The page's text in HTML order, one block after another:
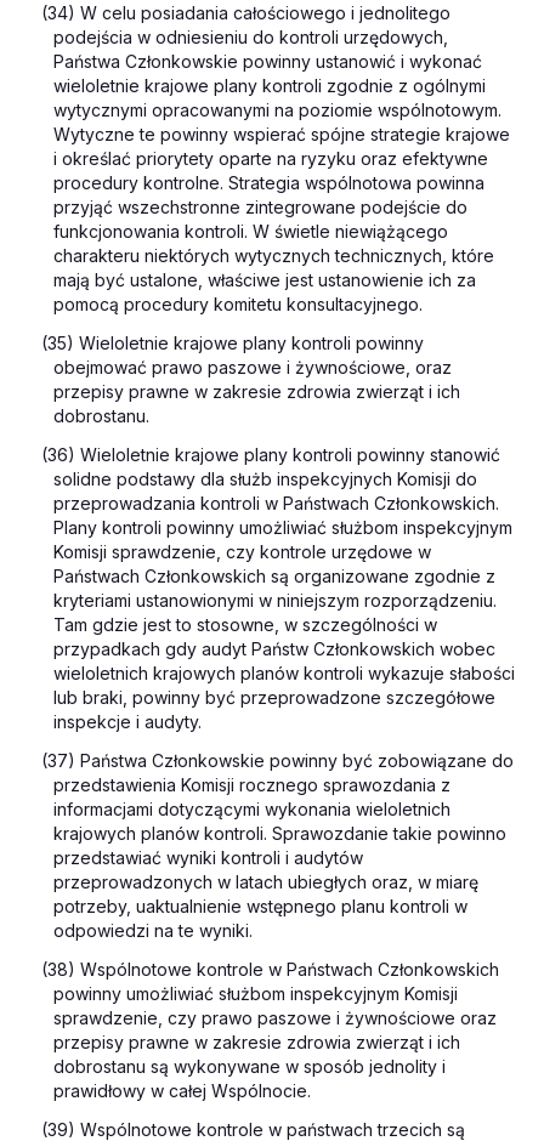
(34) W celu posiadania całościowego i jednolitego
podejścia w odniesieniu do kontroli urzędowych,
Państwa Członkowskie powinny ustanowić i wykonać
wieloletnie krajowe plany kontroli zgodnie z ogólnymi
wytycznymi opracowanymi na poziomie wspólnotowym.
Wytyczne te powinny wspierać spójne strategie krajowe
i określać priorytety oparte na ryzyku oraz efektywne
procedury kontrolne. Strategia wspólnotowa powinna
przyjąć wszechstronne zintegrowane podejście do
funkcjonowania kontroli. W świetle niewiążącego
charakteru niektórych wytycznych technicznych, które
mają być ustalone, właściwe jest ustanowienie ich za
pomocą procedury komitetu konsultacyjnego.
(35) Wieloletnie krajowe plany kontroli powinny
obejmować prawo paszowe i żywnościowe, oraz
przepisy prawne w zakresie zdrowia zwierząt i ich
dobrostanu.
(36) Wieloletnie krajowe plany kontroli powinny stanowić
solidne podstawy dla służb inspekcyjnych Komisji do
przeprowadzania kontroli w Państwach Członkowskich.
Plany kontroli powinny umożliwiać służbom inspekcyjnym
Komisji sprawdzenie, czy kontrole urzędowe w
Państwach Członkowskich są organizowane zgodnie z
kryteriami ustanowionymi w niniejszym rozporządzeniu.
Tam gdzie jest to stosowne, w szczególności w
przypadkach gdy audyt Państw Członkowskich wobec
wieloletnich krajowych planów kontroli wykazuje słabości
lub braki, powinny być przeprowadzone szczegółowe
inspekcje i audyty.
(37) Państwa Członkowskie powinny być zobowiązane do
przedstawienia Komisji rocznego sprawozdania z
informacjami dotyczącymi wykonania wieloletnich
krajowych planów kontroli. Sprawozdanie takie powinno
przedstawiać wyniki kontroli i audytów
przeprowadzonych w latach ubiegłych oraz, w miarę
potrzeby, uaktualnienie wstępnego planu kontroli w
odpowiedzi na te wyniki.
(38) Wspólnotowe kontrole w Państwach Członkowskich
powinny umożliwiać służbom inspekcyjnym Komisji
sprawdzenie, czy prawo paszowe i żywnościowe oraz
przepisy prawne w zakresie zdrowia zwierząt i ich
dobrostanu są wykonywane w sposób jednolity i
prawidłowy w całej Wspólnocie.
(39) Wspólnotowe kontrole w państwach trzecich są